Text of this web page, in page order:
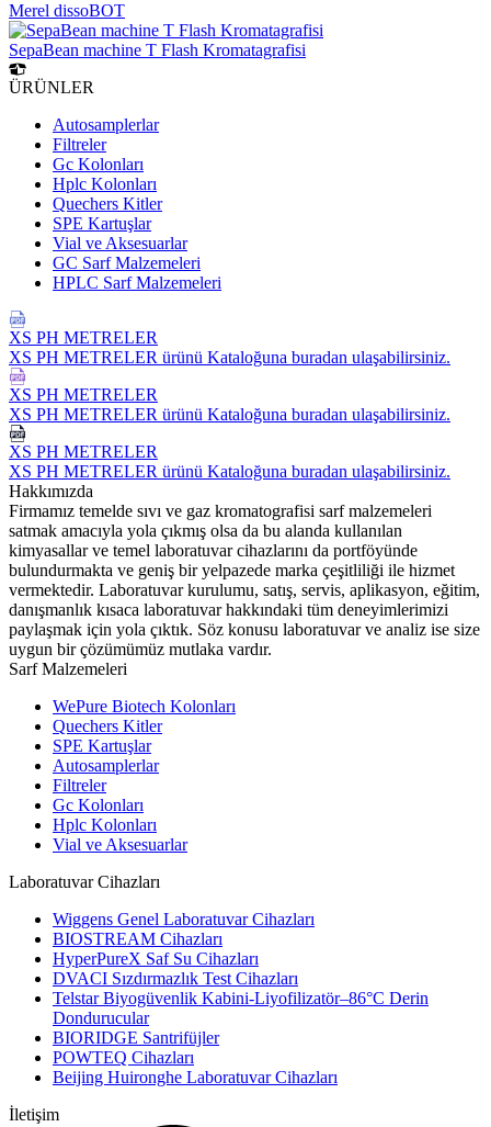
Merel dissoBOT
SepaBean machine T Flash Kromatagrafisi
ÜRÜNLER
Autosamplerlar
Filtreler
Gc Kolonları
Hplc Kolonları
Quechers Kitler
SPE Kartuşlar
Vial ve Aksesuarlar
GC Sarf Malzemeleri
HPLC Sarf Malzemeleri
XS PH METRELER
XS PH METRELER ürünü Kataloğuna buradan ulaşabilirsiniz.
XS PH METRELER
XS PH METRELER ürünü Kataloğuna buradan ulaşabilirsiniz.
XS PH METRELER
XS PH METRELER ürünü Kataloğuna buradan ulaşabilirsiniz.
Hakkımızda
Firmamız temelde sıvı ve gaz kromatografisi sarf malzemeleri
satmak amacıyla yola çıkmış olsa da bu alanda kullanılan
kimyasallar ve temel laboratuvar cihazlarını da portföyünde
bulundurmakta ve geniş bir yelpazede marka çeşitliliği ile hizmet
vermektedir. Laboratuvar kurulumu, satış, servis, aplikasyon, eğitim,
danışmanlık kısaca laboratuvar hakkındaki tüm deneyimlerimizi
paylaşmak için yola çıktık. Söz konusu laboratuvar ve analiz ise size
uygun bir çözümümüz mutlaka vardır.
Sarf Malzemeleri
WePure Biotech Kolonları
Quechers Kitler
SPE Kartuşlar
Autosamplerlar
Filtreler
Gc Kolonları
Hplc Kolonları
Vial ve Aksesuarlar
Laboratuvar Cihazları
Wiggens Genel Laboratuvar Cihazları
BIOSTREAM Cihazları
HyperPureX Saf Su Cihazları
DVACI Sızdırmazlık Test Cihazları
Telstar Biyogüvenlik Kabini-Liyofilizatör–86°C Derin
Dondurucular
BIORIDGE Santrifüjler
POWTEQ Cihazları
Beijing Huironghe Laboratuvar Cihazları
İletişim